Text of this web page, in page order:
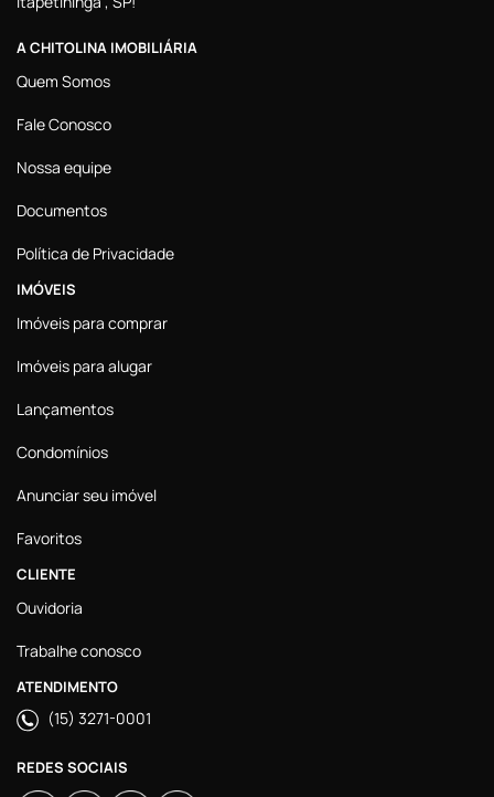
A CHITOLINA IMOBILIÁRIA
Quem Somos
Fale Conosco
Nossa equipe
Documentos
Política de Privacidade
IMÓVEIS
Imóveis para comprar
Imóveis para alugar
Lançamentos
Condomínios
Anunciar seu imóvel
Favoritos
CLIENTE
Ouvidoria
Trabalhe conosco
ATENDIMENTO
(15) 3271-0001
REDES SOCIAIS